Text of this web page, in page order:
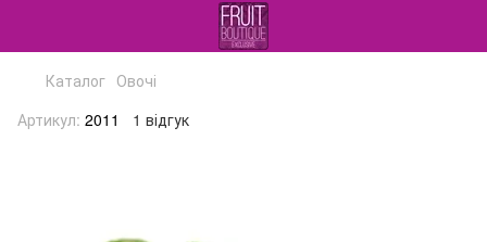
Каталог Овочі
Артикул: 2011 1 відгук